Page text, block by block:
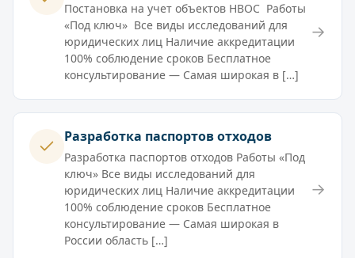
Постановка на учет объектов НВОС Работы
«Под ключ» Все виды исследований для
юридических лиц Наличие аккредитации
100% соблюдение сроков Бесплатное
консультирование — Самая широкая в […]
→
Разработка паспортов отходов
Разработка паспортов отходов Работы «Под
ключ» Все виды исследований для
юридических лиц Наличие аккредитации
100% соблюдение сроков Бесплатное
консультирование — Самая широкая в
России область […]
→